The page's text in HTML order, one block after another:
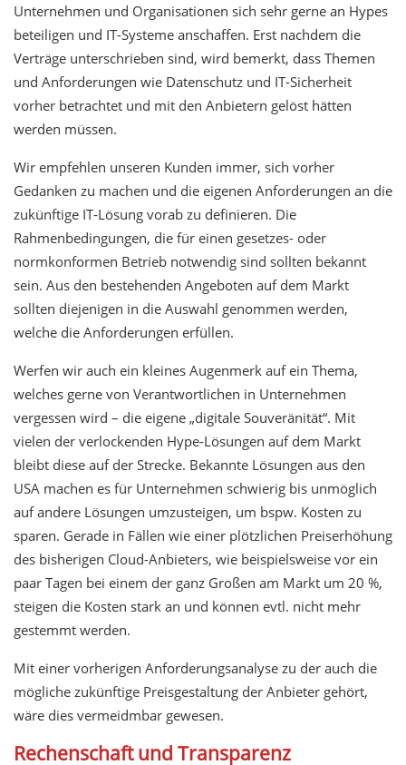
Unternehmen und Organisationen sich sehr gerne an Hypes
beteiligen und IT-Systeme anschaffen. Erst nachdem die
Verträge unterschrieben sind, wird bemerkt, dass Themen
und Anforderungen wie Datenschutz und IT-Sicherheit
vorher betrachtet und mit den Anbietern gelöst hätten
werden müssen.
Wir empfehlen unseren Kunden immer, sich vorher
Gedanken zu machen und die eigenen Anforderungen an die
zukünftige IT-Lösung vorab zu definieren. Die
Rahmenbedingungen, die für einen gesetzes- oder
normkonformen Betrieb notwendig sind sollten bekannt
sein. Aus den bestehenden Angeboten auf dem Markt
sollten diejenigen in die Auswahl genommen werden,
welche die Anforderungen erfüllen.
Werfen wir auch ein kleines Augenmerk auf ein Thema,
welches gerne von Verantwortlichen in Unternehmen
vergessen wird – die eigene „digitale Souveränität“. Mit
vielen der verlockenden Hype-Lösungen auf dem Markt
bleibt diese auf der Strecke. Bekannte Lösungen aus den
USA machen es für Unternehmen schwierig bis unmöglich
auf andere Lösungen umzusteigen, um bspw. Kosten zu
sparen. Gerade in Fällen wie einer plötzlichen Preiserhöhung
des bisherigen Cloud-Anbieters, wie beispielsweise vor ein
paar Tagen bei einem der ganz Großen am Markt um 20 %,
steigen die Kosten stark an und können evtl. nicht mehr
gestemmt werden.
Mit einer vorherigen Anforderungsanalyse zu der auch die
mögliche zukünftige Preisgestaltung der Anbieter gehört,
wäre dies vermeidmbar gewesen.
Rechenschaft und Transparenz